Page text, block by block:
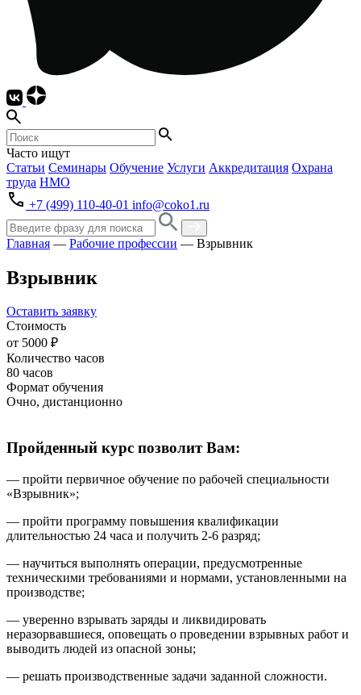
Часто ищут
Статьи Семинары Обучение Услуги Аккредитация Охрана
труда НМО
+7 (499) 110-40-01 info@coko1.ru
Главная — Рабочие профессии — Взрывник
Взрывник
Оставить заявку
Стоимость
от 5000 ₽
Количество часов
80 часов
Формат обучения
Очно, дистанционно
Пройденный курс позволит Вам:
— пройти первичное обучение по рабочей специальности
«Взрывник»;
— пройти программу повышения квалификации
длительностью 24 часа и получить 2-6 разряд;
— научиться выполнять операции, предусмотренные
техническими требованиями и нормами, установленными на
производстве;
— уверенно взрывать заряды и ликвидировать
неразорвавшиеся, оповещать о проведении взрывных работ и
выводить людей из опасной зоны;
— решать производственные задачи заданной сложности.